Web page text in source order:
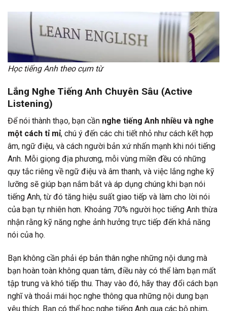
Học tiếng Anh theo cụm từ
Lắng Nghe Tiếng Anh Chuyên Sâu (Active
Listening)
Để nói thành thạo, bạn cần nghe tiếng Anh nhiều và nghe
một cách tỉ mỉ, chú ý đến các chi tiết nhỏ như cách kết hợp
âm, ngữ điệu, và cách người bản xứ nhấn mạnh khi nói tiếng
Anh. Mỗi giọng địa phương, mỗi vùng miền đều có những
quy tắc riêng về ngữ điệu và âm thanh, và việc lắng nghe kỹ
lưỡng sẽ giúp bạn nắm bắt và áp dụng chúng khi bạn nói
tiếng Anh, từ đó tăng hiệu suất giao tiếp và làm cho lời nói
của bạn tự nhiên hơn. Khoảng 70% người học tiếng Anh thừa
nhận rằng kỹ năng nghe ảnh hưởng trực tiếp đến khả năng
nói của họ.
Bạn không cần phải ép bản thân nghe những nội dung mà
bạn hoàn toàn không quan tâm, điều này có thể làm bạn mất
tập trung và khó tiếp thu. Thay vào đó, hãy thay đổi cách bạn
nghĩ và thoải mái học nghe thông qua những nội dung bạn
yêu thích. Bạn có thể học nghe tiếng Anh qua các bộ phim,